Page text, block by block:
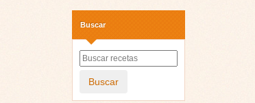
Buscar
Buscar